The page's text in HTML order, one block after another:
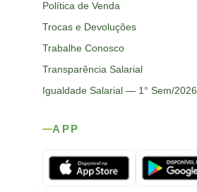
Política de Venda
Trocas e Devoluções
Trabalhe Conosco
Transparência Salarial
Igualdade Salarial — 1° Sem/2026
APP